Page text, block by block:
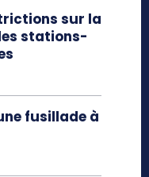
sur la
stations-
fusillade à